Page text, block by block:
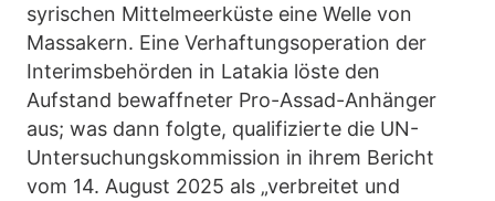
syrischen Mittelmeerküste eine Welle von
Massakern. Eine Verhaftungsoperation der
Interimsbehörden in Latakia löste den
Aufstand bewaffneter Pro-Assad-Anhänger
aus; was dann folgte, qualifizierte die UN-
Untersuchungskommission in ihrem Bericht
vom 14. August 2025 als „verbreitet und